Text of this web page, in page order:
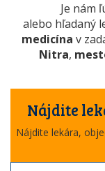
Je nám
alebo hľadaný
medicína v
Nitra,
Nájdite
Nájdite lekára,